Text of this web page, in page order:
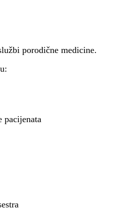
porodične medicine.
pacijenata